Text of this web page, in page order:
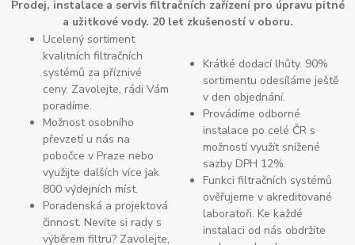
Prodej, instalace a servis filtračních zařízení pro úpravu pitné
a užitkové vody. 20 let zkušeností v oboru.
Ucelený sortiment
kvalitních filtračních
systémů za příznivé
ceny. Zavolejte, rádi Vám
poradíme.
Možnost osobního
převzetí u nás na
pobočce v Praze nebo
využijte dalších více jak
800 výdejních míst.
Poradenská a projektová
činnost. Nevíte si rady s
výběrem filtru? Zavolejte,
Krátké dodací lhůty. 90%
sortimentu odesíláme ještě
v den objednání.
Provádíme odborné
instalace po celé ČR s
možností využít snížené
sazby DPH 12%.
Funkci filtračních systémů
ověřujeme v akreditované
laboratoři. Ke každé
instalaci od nás obdržíte